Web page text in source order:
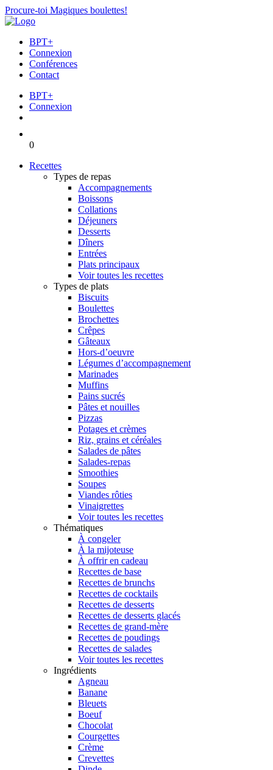
Procure-toi Magiques boulettes!
BPT+
Connexion
Conférences
Contact
BPT+
Connexion
0
Recettes
Types de repas
Accompagnements
Boissons
Collations
Déjeuners
Desserts
Dîners
Entrées
Plats principaux
Voir toutes les recettes
Types de plats
Biscuits
Boulettes
Brochettes
Crêpes
Gâteaux
Hors-d’oeuvre
Légumes d’accompagnement
Marinades
Muffins
Pains sucrés
Pâtes et nouilles
Pizzas
Potages et crèmes
Riz, grains et céréales
Salades de pâtes
Salades-repas
Smoothies
Soupes
Viandes rôties
Vinaigrettes
Voir toutes les recettes
Thématiques
À congeler
À la mijoteuse
À offrir en cadeau
Recettes de base
Recettes de brunchs
Recettes de cocktails
Recettes de desserts
Recettes de desserts glacés
Recettes de grand-mère
Recettes de poudings
Recettes de salades
Voir toutes les recettes
Ingrédients
Agneau
Banane
Bleuets
Boeuf
Chocolat
Courgettes
Crème
Crevettes